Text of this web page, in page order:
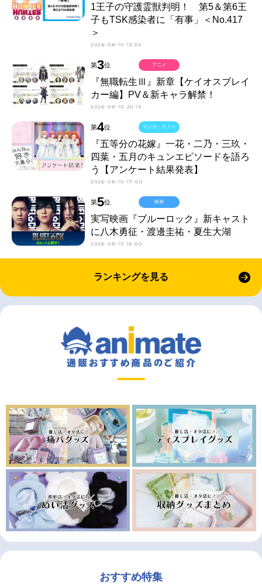
1王子の守護霊獣判明！ 第5＆第6王
子もTSK感染者に「有事」＜No.417
＞
2026-08-10 13:30
第3位
『無職転生Ⅲ』新章【ケイオスブレイ
カー編】PV＆新キャラ解禁！
2026-08-10 20:15
アニメ
第4位
『五等分の花嫁』一花・二乃・三玖・
四葉・五月のキュンエピソードを語ろ
う【アンケート結果発表】
2026-08-10 17:00
マンガ・ラノベ
第5位
実写映画『ブルーロック』新キャスト
に八木勇征・渡邊圭祐・夏生大湖
2026-08-10 15:00
映画
ランキングを見る
おすすめ特集